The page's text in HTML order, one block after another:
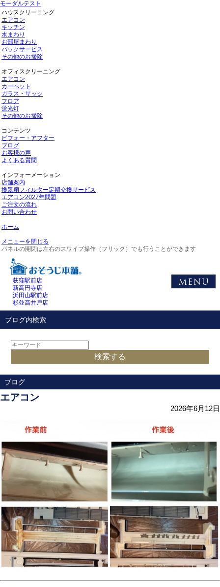
モーダルテスト
ハウスクリーニング
エアコン
キッチン
水まわり
お部屋まわり
パックサービス
その他のお掃除
オフィスクリーニング
エアコン
カーペット
ガラス・サッシ
フロア
蛍光灯
その他のお掃除
コンテンツ
ビフォー・アフター
ブログ
お客様の声
よくある質問
インフォーメーション
店舗案内
換気扇フィルター定期交換サービス
エアコン2027年問題
ご注文の流れ
お問い合わせ
ホーム
メニューを閉じる
パネルの開閉は左右のスワイプ操作（フリック）でも行うことができます
荻窪駅前店
新高円寺店
浜田山駅前店
杉並高井戸店
ブログ内検索
ブログ
エアコン
2026年6月12日